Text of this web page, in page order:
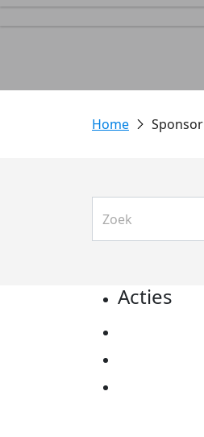
Sponsor
Acties